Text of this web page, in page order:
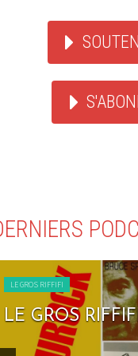
LE GROS RIFFIFI
LE